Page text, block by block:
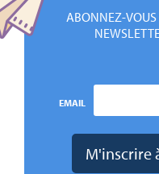
ABONNEZ-VOUS
EMAIL